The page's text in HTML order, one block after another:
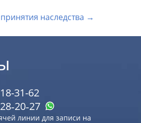
наследства →
31-62
линии для записи на